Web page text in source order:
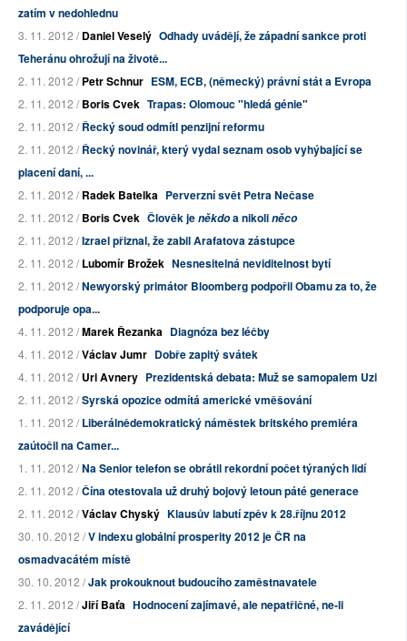
zatím v nedohlednu
3. 11. 2012 /Daniel Veselý Odhady uvádějí, že západní sankce proti
Teheránu ohrožují na životě...
2. 11. 2012 /Petr Schnur ESM, ECB, (německý) právní stát a Evropa
2. 11. 2012 /Boris Cvek Trapas: Olomouc "hledá génie"
2. 11. 2012 /Řecký soud odmítl penzijní reformu
2. 11. 2012 /Řecký novinář, který vydal seznam osob vyhýbající se
placení daní, ...
2. 11. 2012 /Radek Batelka Perverzní svět Petra Nečase
2. 11. 2012 /Boris Cvek Člověk jeněkdoa nikoliněco
2. 11. 2012 /Izrael přiznal, že zabil Arafatova zástupce
2. 11. 2012 /Lubomír Brožek Nesnesitelná neviditelnost bytí
2. 11. 2012 /Newyorský primátor Bloomberg podpořil Obamu za to, že
podporuje opa...
4. 11. 2012 /Marek Řezanka Diagnóza bez léčby
4. 11. 2012 /Václav Jumr Dobře zapitý svátek
4. 11. 2012 /Uri Avnery Prezidentská debata: Muž se samopalem Uzi
2. 11. 2012 /Syrská opozice odmítá americké vměšování
1. 11. 2012 /Liberálnědemokratický náměstek britského premiéra
zaútočil na Camer...
1. 11. 2012 /Na Senior telefon se obrátil rekordní počet týraných lidí
2. 11. 2012 /Čína otestovala už druhý bojový letoun páté generace
2. 11. 2012 /Václav Chyský Klausův labutí zpěv k 28.říjnu 2012
30. 10. 2012 /V indexu globální prosperity 2012 je ČR na
osmadvacátém místě
30. 10. 2012 /Jak prokouknout budoucího zaměstnavatele
2. 11. 2012 /Jiří Baťa Hodnocení zajímavé, ale nepatřičné, ne-li
zavádějící